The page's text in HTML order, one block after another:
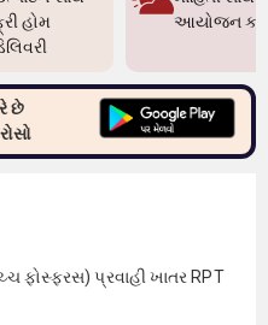
હોમ
આયોજન
છે
ફોસ્ફરસ) પ્રવાહી ખાતર RPT